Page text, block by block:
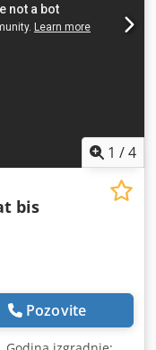
1 /4
bis
Pozovite